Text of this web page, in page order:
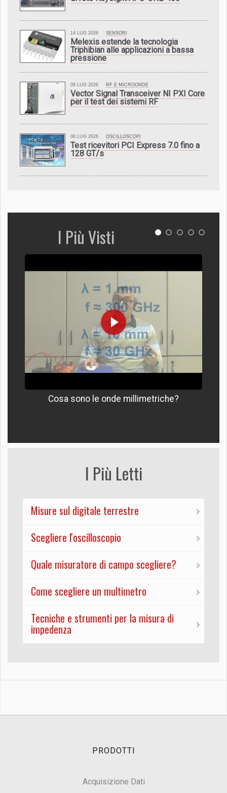
14 LUG 2026 SENSORI
Melexis estende la tecnologia
Triphibian alle applicazioni a bassa
pressione
08 LUG 2026 RF E MICROONDE
Vector Signal Transceiver NI PXI Core
per il test dei sistemi RF
08 LUG 2026 OSCILLOSCOPI
Test ricevitori PCI Express 7.0 fino a
128 GT/s
I Più Visti
Cosa sono le onde millimetriche?
I Più Letti
Misure sul digitale terrestre
Scegliere l'oscilloscopio
Quale misuratore di campo scegliere?
Come scegliere un multimetro
Tecniche e strumenti per la misura di
impedenza
PRODOTTI
Acquisizione Dati